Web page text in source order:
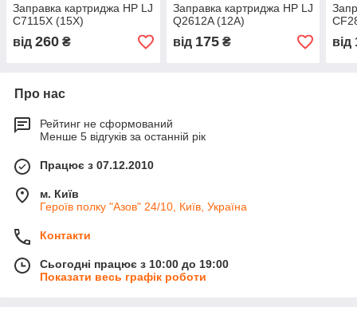
Заправка картриджа HP LJ
C7115X (15X)
від 260 ₴
Заправка картриджа HP LJ
Q2612A (12A)
від 175₴ від
Про нас
Рейтинг не сформований
Менше 5 відгуків за останній рік
Працює з 07.12.2010
м. Київ
Героїв полку "Азов" 24/10, Київ, Україна
Контакти
Сьогодні працює з 10:00 до 19:00
Показати весь графік роботи